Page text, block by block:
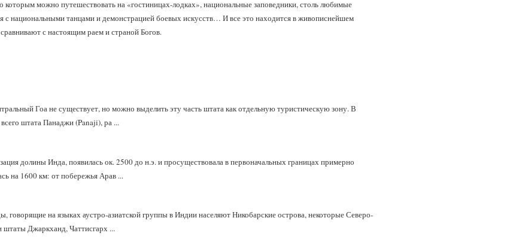
которым можно путешествовать на «гостиницах-лодках», национальные заповедники, столь любимые
с национальными танцами и демонстрацией боевых искусств… И все это находится в живописнейшем
с настоящим раем и страной Богов.
Гоа не существует, но можно выделить эту часть штата как отдельную туристическую зону. В
штата Панаджи (Panaji), ра ...
долины Инда, появилась ок. 2500 до н.э. и просуществовала в первоначальных границах примерно
на 1600 км: от побережья Арав ...
говорящие на языках аустро-азиатской группы в Индии населяют Никобарские острова, некоторые Северо-
Джаркханд, Чаттисгарх ...